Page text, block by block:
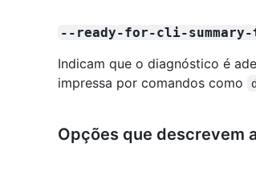
--ready-for-cli-
Indicam que o diagnóstico é
impressa por comandos como
Opções que descrevem